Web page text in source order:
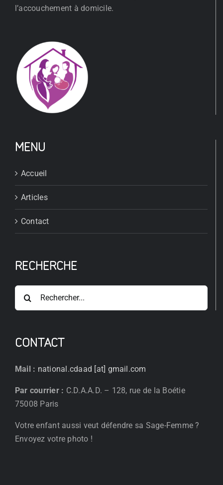
l’accouchement à domicile.
MENU
Accueil
Articles
Contact
RECHERCHE
CONTACT
Mail : national.cdaad [at] gmail.com
Par courrier : C.D.A.A.D. – 128, rue de la Boétie
75008 Paris
Votre enfant aussi veut défendre sa Sage-Femme ?
Envoyez votre photo !